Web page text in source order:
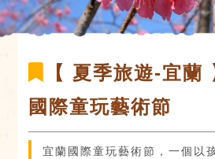
【 夏季旅遊-宜蘭
國際童玩藝術節
宜蘭國際童玩藝術節，一個以